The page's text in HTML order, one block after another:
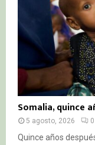
Somalia, quince
5 agosto, 2026 0
Quince años